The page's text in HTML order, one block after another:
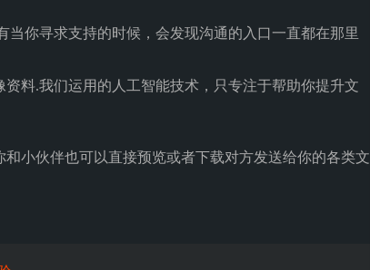
你寻求支持的时候，会发现沟通的入口一直都在那里
料.我们运用的人工智能技术，只专注于帮助你提升文
小伙伴也可以直接预览或者下载对方发送给你的各类文